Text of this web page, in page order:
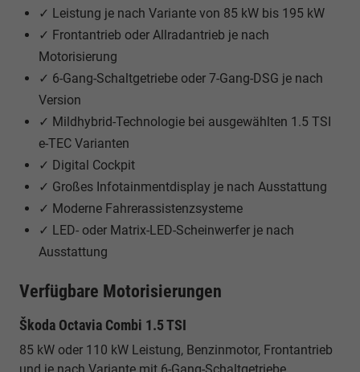
✓ Leistung je nach Variante von 85 kW bis 195 kW
✓ Frontantrieb oder Allradantrieb je nach
Motorisierung
✓ 6-Gang-Schaltgetriebe oder 7-Gang-DSG je nach
Version
✓ Mildhybrid-Technologie bei ausgewählten 1.5 TSI
e-TEC Varianten
✓ Digital Cockpit
✓ Großes Infotainmentdisplay je nach Ausstattung
✓ Moderne Fahrerassistenzsysteme
✓ LED- oder Matrix-LED-Scheinwerfer je nach
Ausstattung
Verfügbare Motorisierungen
Škoda Octavia Combi 1.5 TSI
85 kW oder 110 kW Leistung, Benzinmotor, Frontantrieb
und je nach Variante mit 6-Gang-Schaltgetriebe